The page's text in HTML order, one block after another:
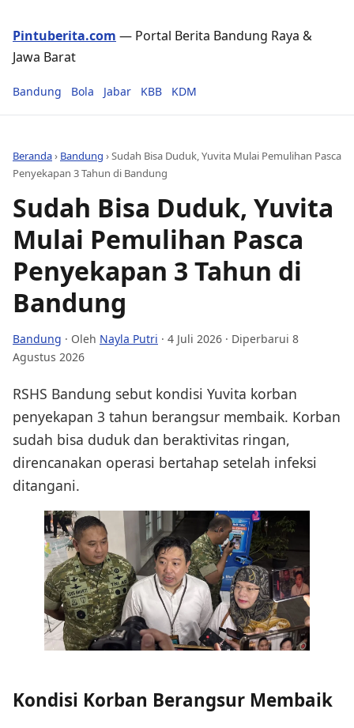
Pintuberita.com — Portal Berita Bandung Raya &
Jawa Barat
Bandung Bola Jabar KBB KDM
Beranda› Bandung ›Sudah Bisa Duduk, Yuvita Mulai Pemulihan Pasca
Penyekapan 3 Tahun di Bandung
Sudah Bisa Duduk, Yuvita
Mulai Pemulihan Pasca
Penyekapan 3 Tahun di
Bandung
Bandung · Oleh Nayla Putri · 4 Juli 2026 · Diperbarui 8
Agustus 2026
RSHS Bandung sebut kondisi Yuvita korban
penyekapan 3 tahun berangsur membaik. Korban
sudah bisa duduk dan beraktivitas ringan,
direncanakan operasi bertahap setelah infeksi
ditangani.
Kondisi Korban Berangsur Membaik